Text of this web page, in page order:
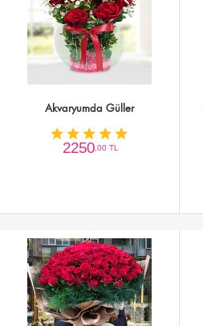
Akvaryumda Güller
2250,00 TL